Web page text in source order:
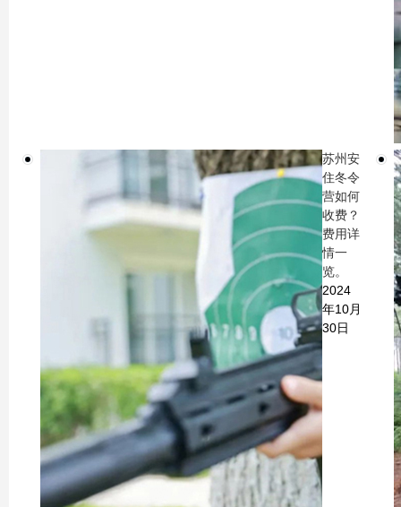
苏州安
住冬令
营如何
收费？
费用详
情一
览。
2024
年10月
30日